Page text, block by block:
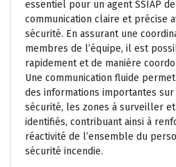
essentiel pour un agent SSIAP
communication claire et précise
sécurité. En assurant une
membres de l’équipe, il est
rapidement et de manière
Une communication fluide
des informations importantes
sécurité, les zones à surveiller
identifiés, contribuant ainsi à
réactivité de l’ensemble du
sécurité incendie.